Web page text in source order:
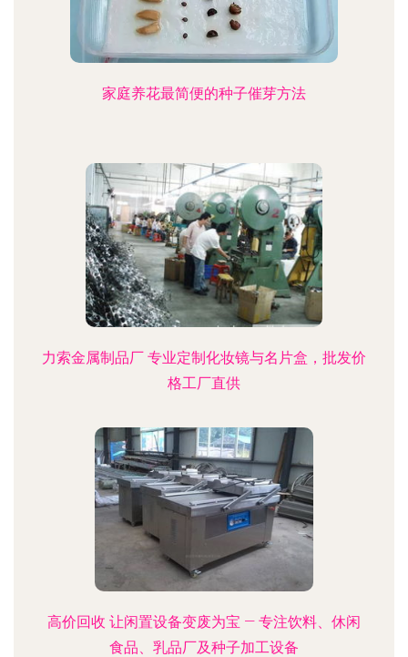
家庭养花最简便的种子催芽方法
力索金属制品厂 专业定制化妆镜与名片盒，批发价
格工厂直供
高价回收 让闲置设备变废为宝 — 专注饮料、休闲
食品、乳品厂及种子加工设备